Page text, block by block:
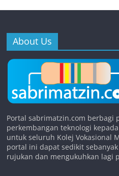
About Us
Portal sabrimatzin.com berbagi
perkembangan teknologi
untuk seluruh Kolej Vokasional
portal ini dapat sedikit
rujukan dan mengukuhkan lagi